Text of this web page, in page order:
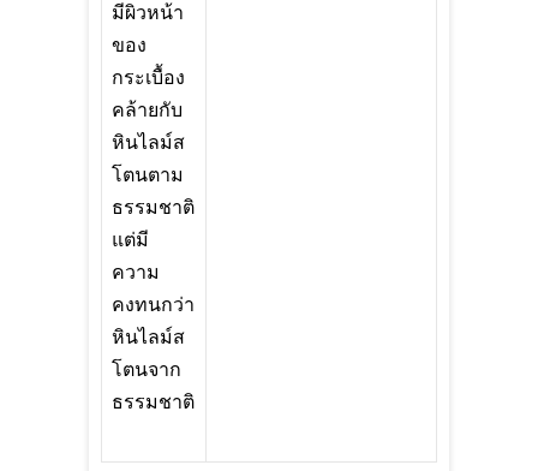
มีผิวหน้า
ของ
กระเบื้อง
คล้ายกับ
หินไลม์ส
โตนตาม
ธรรมชาติ
แต่มี
ความ
คงทนกว่า
หินไลม์ส
โตนจาก
ธรรมชาติ